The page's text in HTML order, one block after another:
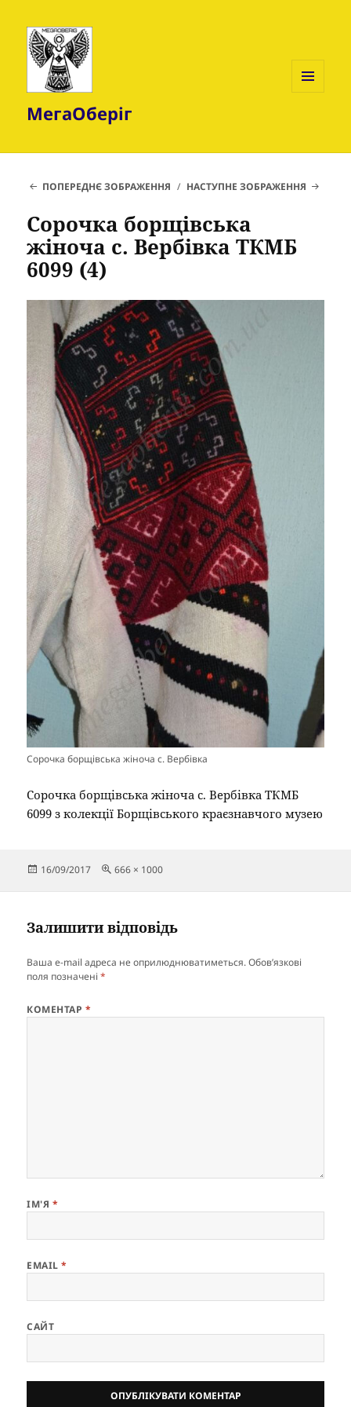
МегаОберіг
ПОПЕРЕДНЄ ЗОБРАЖЕННЯ НАСТУПНЕ ЗОБРАЖЕННЯ
Сорочка борщівська
жіноча с. Вербівка ТКМБ
6099 (4)
Сорочка борщівська жіноча с. Вербівка
Сорочка борщівська жіноча с. Вербівка ТКМБ
6099 з колекції Борщівського краєзнавчого музею
Опубліковано
16/09/2017
Повний
666 × 1000
Залишити відповідь
Ваша e-mail адреса не оприлюднюватиметься. Обов’язкові
поля позначені*
КОМЕНТАР *
ІМ'Я *
EMAIL*
САЙТ